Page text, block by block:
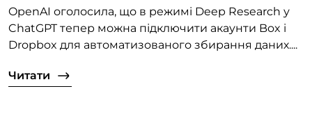
OpenAI оголосила, що в режимі Deep Research у
ChatGPT тепер можна підключити акаунти Box і
Dropbox для автоматизованого збирання даних....
Читати